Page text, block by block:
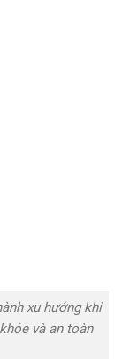
xu hướng khi
và an toàn